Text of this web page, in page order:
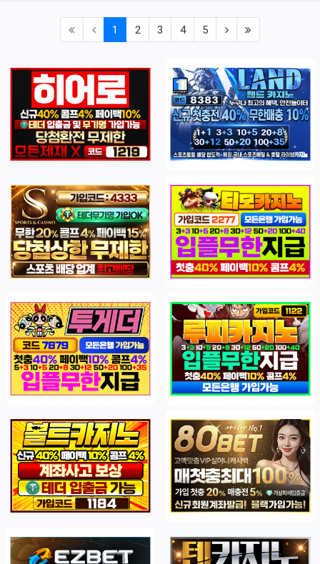
1 (current)
2 3 4 5 (next)